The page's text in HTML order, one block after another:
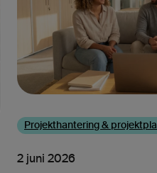
Projekthantering &
2 juni 2026